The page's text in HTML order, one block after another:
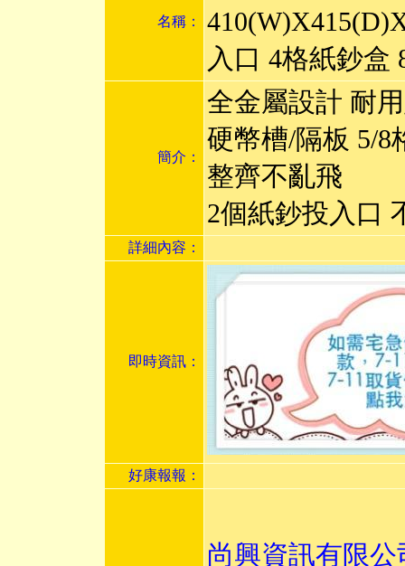
名稱：
入口 4格紙鈔盒
簡介：
全金屬設計 耐
硬幣槽/隔板 5/8
整齊不亂飛
2個紙鈔投入口
詳細內容：
即時資訊：
好康報報：
尚興資訊有限